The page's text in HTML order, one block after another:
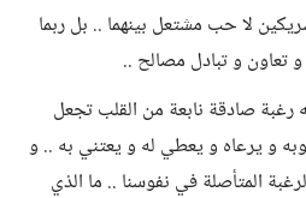
لا حب مشتعل بينهما .. بل ربما
تعاون و تبادل مصالح ..
رغبة صادقة نابعة من القلب تجعل
و يرعاه و يعطي له و يعتني به .. و
المتأصلة في نفوسنا .. ما الذي